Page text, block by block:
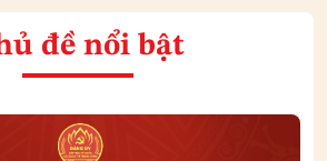
đề nổi bật